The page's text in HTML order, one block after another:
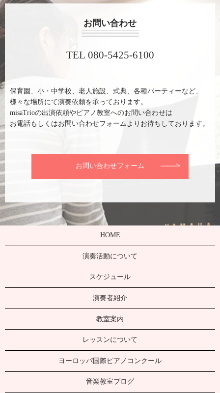
お問い合わせ
TEL 080-5425-6100
保育園、小・中学校、老人施設、式典、各種パーティーなど、
様々な場所にて演奏依頼を承っております。
misaTrioの出演依頼やピアノ教室へのお問い合わせは
お電話もしくはお問い合わせフォームよりお待ちしております。
お問い合わせフォーム
HOME
演奏活動について
スケジュール
演奏者紹介
教室案内
レッスンについて
ヨーロッパ国際ピアノコンクール
音楽教室ブログ